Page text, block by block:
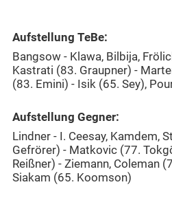
Aufstellung TeBe:
Bangsow - Klawa, Bilbija,
Kastrati (83. Graupner) -
(83. Emini) - Isik (65. Sey),
Aufstellung Gegner:
Lindner - I. Ceesay, Kamdem,
Gefrörer) - Matkovic (77.
Reißner) - Ziemann, Coleman
Siakam (65. Koomson)